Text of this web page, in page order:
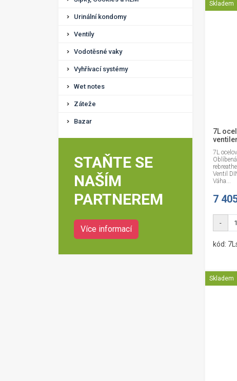
Urinální kondomy
Ventily
Vodotěsné vaky
Vyhřívací systémy
Wet notes
Záteže
Bazar
STAŇTE SE
NAŠÍM
PARTNEREM
Více informací
Skladem
7L
7L
Ventil
Váha...
7
-
kód:
Skladem